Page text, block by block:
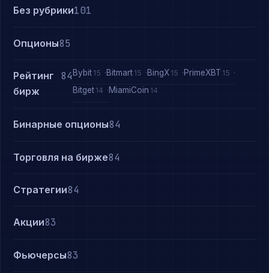
Без рубрики101
Опционы85
Рейтинг
бирж
84Bybit 15 Bitmart 15 BingX 15 PrimeXBT 15
Bitget 14 MiamiCoin 14
Бинарные опционы84
Торговля на бирже84
Стратегии84
Акции83
Фьючерсы83